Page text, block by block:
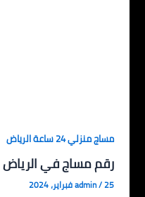
مساج منزلي 24 ساعة الرياض
رقم مساج في الرياض 0560827041
admin/25 فبراير، 2024